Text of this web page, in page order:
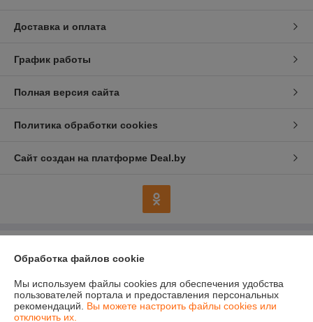
Доставка и оплата
График работы
Полная версия сайта
Политика обработки cookies
Сайт создан на платформе Deal.by
предприниматель Колесников Анатолий Анатольевич
247483 Гомельская область, Речицкий р-н, г. Речица, ул. Хлусса, д.48
Обработка файлов cookie
Мы используем файлы cookies для обеспечения удобства
пользователей портала и предоставления персональных
рекомендаций. Вы можете настроить файлы cookies или
отключить их.